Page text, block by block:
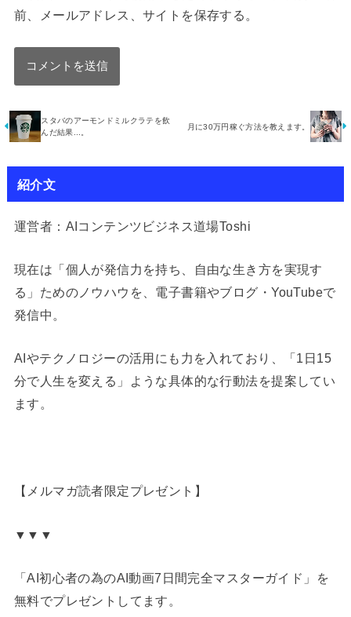
前、メールアドレス、サイトを保存する。
スタバのアーモンドミルクラテを飲
んだ結果...。
月に30万円稼ぐ方法を教えます。
紹介文
運営者：AIコンテンツビジネス道場Toshi
現在は「個人が発信力を持ち、自由な生き方を実現す
る」ためのノウハウを、電子書籍やブログ・YouTubeで
発信中。
AIやテクノロジーの活用にも力を入れており、「1日15
分で人生を変える」ような具体的な行動法を提案してい
ます。
【メルマガ読者限定プレゼント】
▼▼▼
「AI初心者の為のAI動画7日間完全マスターガイド」を
無料でプレゼントしてます。